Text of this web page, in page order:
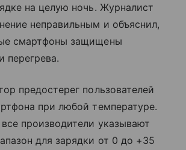
на целую ночь. Журналист
неправильным и объяснил,
смартфоны защищены
перегрева.
предостерег пользователей
при любой температуре.
производители указывают
для зарядки от 0 до +35